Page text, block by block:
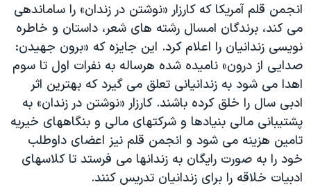
چهل سال گروگان‌گیری
قانون شفافیت دارائی کادر رهبری ایران
اعتراضات مردمی آبان ۹۸
اسرائیل در جنگ
نرگس محمدی برنده جایزه نوبل صلح
همایش محافظه‌کاران آمریکا «سی‌پک»
صفحه‌های ویژه
انجمن قلم آمریکا که کارزار «نوشتن در زندان» را ساماندهی
می کند، برندگان امسال رشته های شعر، داستان و خاطره
نویسی زندانیان را اعلام کرد. این جایزه که «برون جهیدن:
صدایی از درون» نامیده شده هرساله به نفرات اول تا سوم
اهدا می شود به زندانیانی تعلق می گیرد که بهترین اثر
ادبی سال را خلق کرده باشند. کارزار «نوشتن در زندان» به
پشتیبانی مالی بنیادها و شرکتهای مالی و بنگاههای خیریه
تامین هزینه می شود و انجمن قلم نیز اعضای داوطلب
خود را به صورت رایگان به زندانها می فرستد تا کلاسهای
ادبیات خلاقه را برای زندانیان تدریس کنند.